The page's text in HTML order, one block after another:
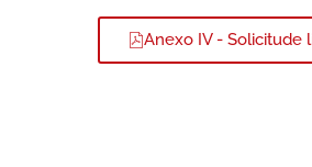
Anexo IV - Solicitude